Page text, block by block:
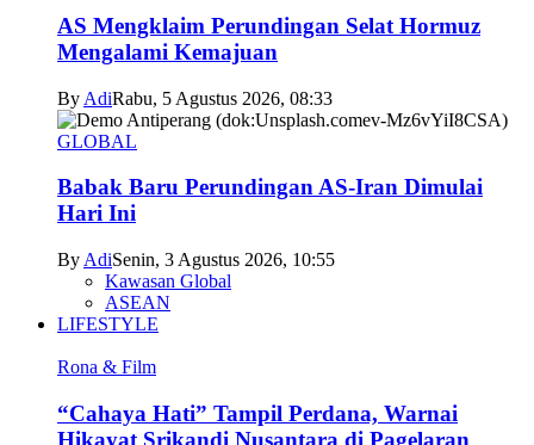
AS Mengklaim Perundingan Selat Hormuz
Mengalami Kemajuan
By AdiRabu, 5 Agustus 2026, 08:33
GLOBAL
Babak Baru Perundingan AS-Iran Dimulai
Hari Ini
By AdiSenin, 3 Agustus 2026, 10:55
Kawasan Global
ASEAN
LIFESTYLE
Rona & Film
“Cahaya Hati” Tampil Perdana, Warnai
Hikayat Srikandi Nusantara di Pagelaran